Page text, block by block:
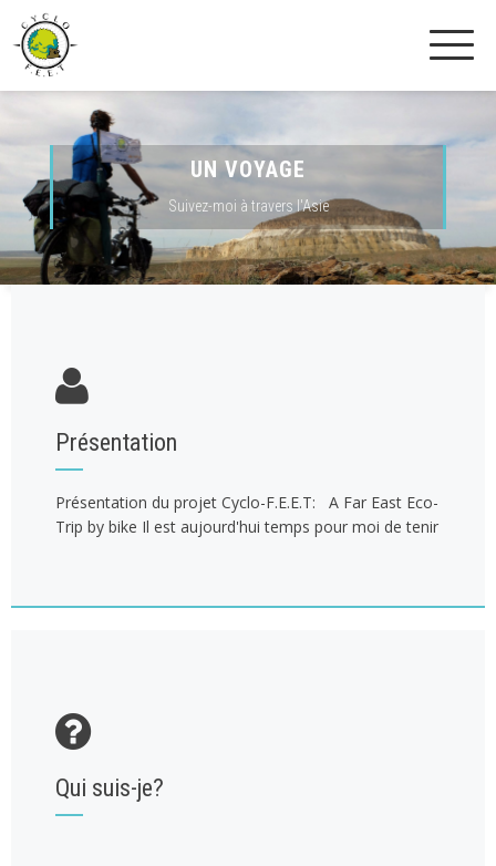
UN VOYAGE
Suivez-moi à travers l'Asie
Présentation
Présentation du projet Cyclo-F.E.E.T: A Far East Eco-
Trip by bike Il est aujourd'hui temps pour moi de tenir
Qui suis-je?